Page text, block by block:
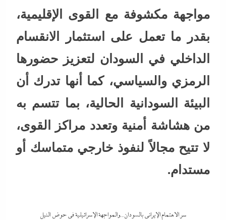
مواجهة مكشوفة مع القوى الإقليمية،
بقدر ما تعمل على استثمار الانقسام
الداخلي في السودان لتعزيز حضورها
الرمزي والسياسي، كما أنها تدرك أن
البيئة السودانية الحالية، بما تتسم به
من هشاشة أمنية وتعدد مراكز القوى،
لا تتيح مجالاً لنفوذ خارجي متماسك أو
مستدام.
سر الاهتمام الإيرانى بالسودان..والمواجهة الإسرائيلية في حوض النيل